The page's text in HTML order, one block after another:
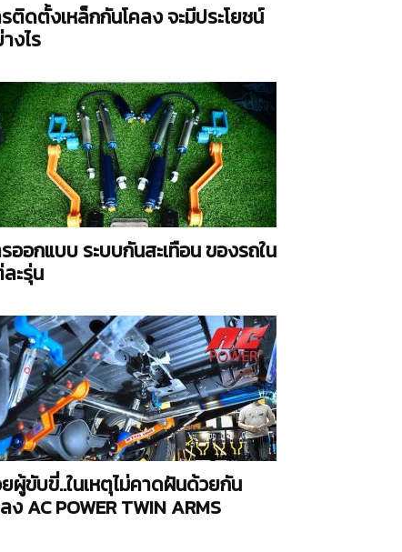
ติดตั้งเหล็กกันโคลง จะมีประโยชน์
งไร
ออกแบบ ระบบกันสะเทือน ของรถใน
ะรุ่น
ผู้ขับขี่..ในเหตุไม่คาดฝันด้วยกัน
ง AC POWER TWIN ARMS